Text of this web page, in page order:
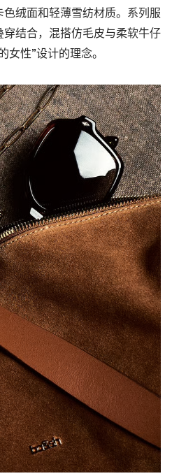
绒面和轻薄雪纺材质。系列服
结合，混搭仿毛皮与柔软牛仔
女性”设计的理念。